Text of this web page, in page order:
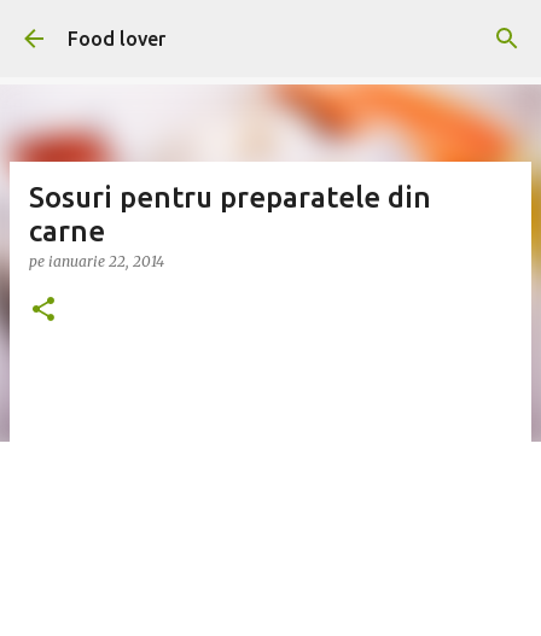
Treceți la conținutul principal
Food lover
Sosuri pentru preparatele din
carne
pe ianuarie 22, 2014